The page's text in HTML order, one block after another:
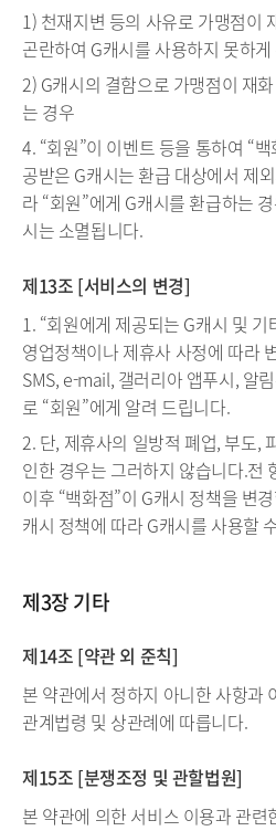
1) 천재지변 등의 사유로 가맹점이
곤란하여 G캐시를 사용하지 못하
2) G캐시의 결함으로 가맹점이 재
는 경우
4. “회원”이 이벤트 등을 통하여 “
공받은 G캐시는 환급 대상에서 제
라 “회원”에게 G캐시를 환급하는
시는 소멸됩니다.
제13조 [서비스의 변경]
1. “회원에게 제공되는 G캐시 및
영업정책이나 제휴사 사정에 따라
SMS, e-mail, 갤러리아 앱푸시, 알
로 “회원”에게 알려 드립니다.
2. 단, 제휴사의 일방적 폐업, 부도,
인한 경우는 그러하지 않습니다.전
이후 “백화점”이 G캐시 정책을 변
캐시 정책에 따라 G캐시를 사용할
제3장 기타
제14조 [약관 외 준칙]
본 약관에서 정하지 아니한 사항과
관계법령 및 상관례에 따릅니다.
제15조 [분쟁조정 및 관할법원]
본 약관에 의한 서비스 이용과 관련